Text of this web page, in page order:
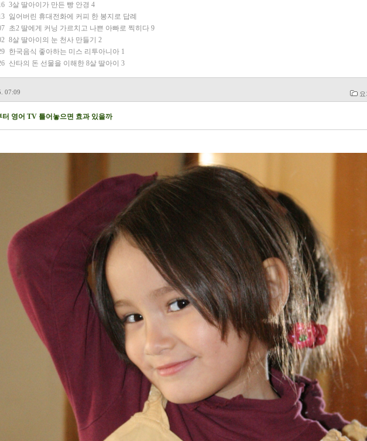
3살 딸아이가 만든 빵 안경 4
잃어버린 휴대전화에 커피 한 봉지로 답례
초2 딸에게 커닝 가르치고 나쁜 아빠로 찍히다 9
8살 딸아이의 눈 천사 만들기 2
한국음식 좋아하는 미스 리투아니아 1
산타의 돈 선물을 이해한 8살 딸아이 3
07:09
터 영어 TV 틀어놓으면 효과 있을까